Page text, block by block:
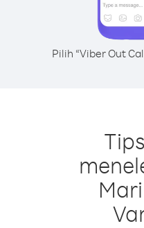
Pilih “Viber Out